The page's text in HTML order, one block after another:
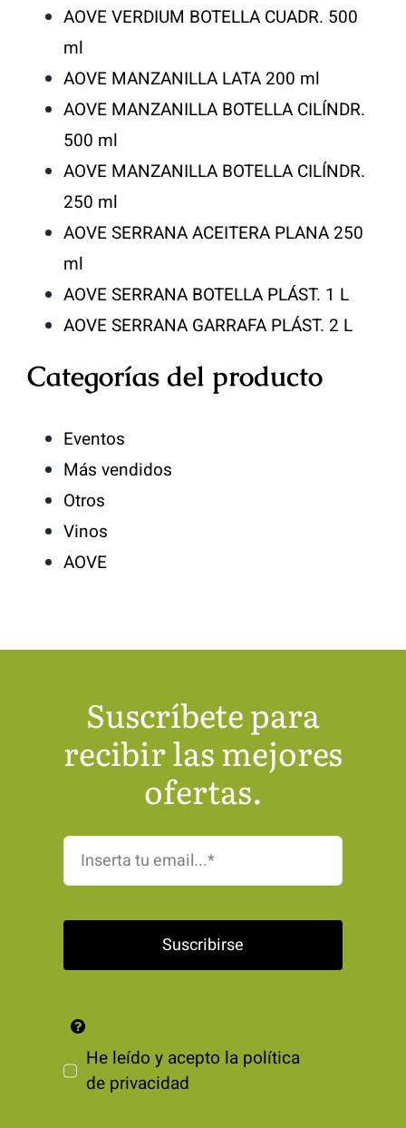
AOVE VERDIUM BOTELLA CUADR. 500
ml
AOVE MANZANILLA LATA 200 ml
AOVE MANZANILLA BOTELLA CILÍNDR.
500 ml
AOVE MANZANILLA BOTELLA CILÍNDR.
250 ml
AOVE SERRANA ACEITERA PLANA 250
ml
AOVE SERRANA BOTELLA PLÁST. 1 L
AOVE SERRANA GARRAFA PLÁST. 2 L
Categorías del producto
Eventos
Más vendidos
Otros
Vinos
AOVE
Suscríbete para
recibir las mejores
ofertas.
Suscribirse
He leído y acepto la política
de privacidad